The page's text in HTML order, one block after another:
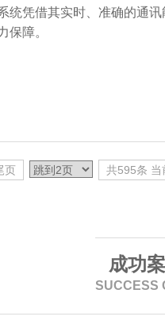
统凭借其实时、准确的通
保障。
页 共595条 当
成功
SUCCESS